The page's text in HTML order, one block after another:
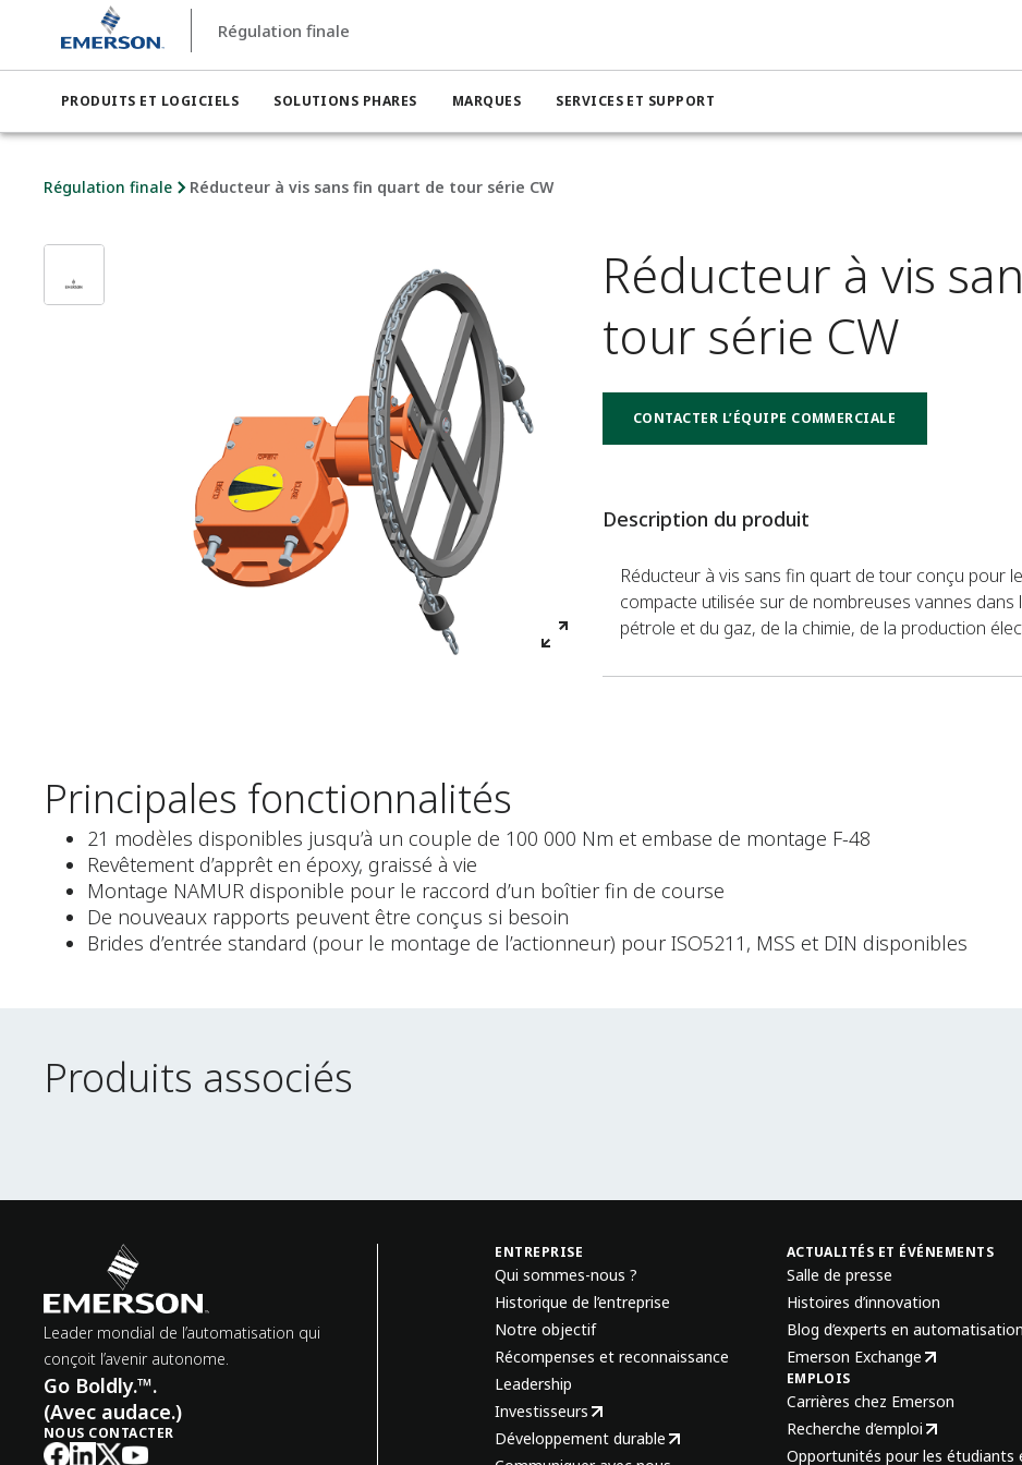
Régulation finale
PRODUITS ET LOGICIELS SOLUTIONS PHARES MARQUES SERVICES ET SUPPORT
Régulation finale Réducteur à vis sans fin quart de tour série CW
Réducteur à vis
tour série CW
CONTACTER L’ÉQUIPE COMMERCIALE
Description du produit
Réducteur à vis sans fin quart de tour conçu pour
compacte utilisée sur de nombreuses vannes
pétrole et du gaz, de la chimie, de la production
Principales fonctionnalités
21 modèles disponibles jusqu’à un couple de 100 000 Nm et embase de montage F-48
Revêtement d’apprêt en époxy, graissé à vie
Montage NAMUR disponible pour le raccord d’un boîtier fin de course
De nouveaux rapports peuvent être conçus si besoin
Brides d’entrée standard (pour le montage de l’actionneur) pour ISO5211, MSS et DIN disponibles
Produits associés
Produits associés
Leader mondial de l’automatisation qui
conçoit l’avenir autonome.
Go Boldly.™.
(Avec audace.)
NOUS CONTACTER
ENTREPRISE
Qui sommes-nous ?
Historique de l’entreprise
Notre objectif
Récompenses et reconnaissance
Leadership
Investisseurs
Développement durable
ACTUALITÉS ET ÉVÉNEMENTS
Salle de presse
Histoires d’innovation
Blog d’experts en automatisation
Emerson Exchange
EMPLOIS
Carrières chez Emerson
Recherche d’emploi
Opportunités pour les étudiants